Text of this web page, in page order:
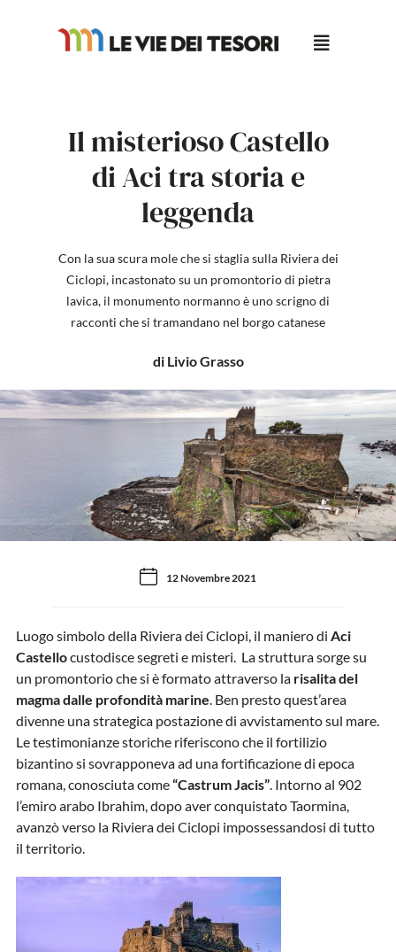
Il misterioso Castello
di Aci tra storia e
leggenda
Con la sua scura mole che si staglia sulla Riviera dei
Ciclopi, incastonato su un promontorio di pietra
lavica, il monumento normanno è uno scrigno di
racconti che si tramandano nel borgo catanese
di Livio Grasso
12 Novembre 2021
Luogo simbolo della Riviera dei Ciclopi, il maniero di Aci
Castellocustodisce segreti e misteri. La struttura sorge su
un promontorio che si è formato attraverso la risalita del
magma dalle profondità marine. Ben presto quest’area
divenne una strategica postazione di avvistamento sul mare.
Le testimonianze storiche riferiscono che il fortilizio
bizantino si sovrapponeva ad una fortificazione di epoca
romana, conosciuta come“Castrum Jacis”. Intorno al 902
l’emiro arabo Ibrahim, dopo aver conquistato Taormina,
avanzò verso la Riviera dei Ciclopi impossessandosi di tutto
il territorio.